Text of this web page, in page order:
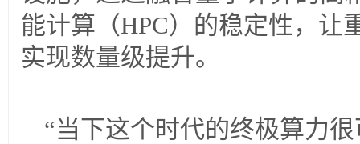
能计算（HPC）的稳定性，让
实现数量级提升。
“当下这个时代的终极算力